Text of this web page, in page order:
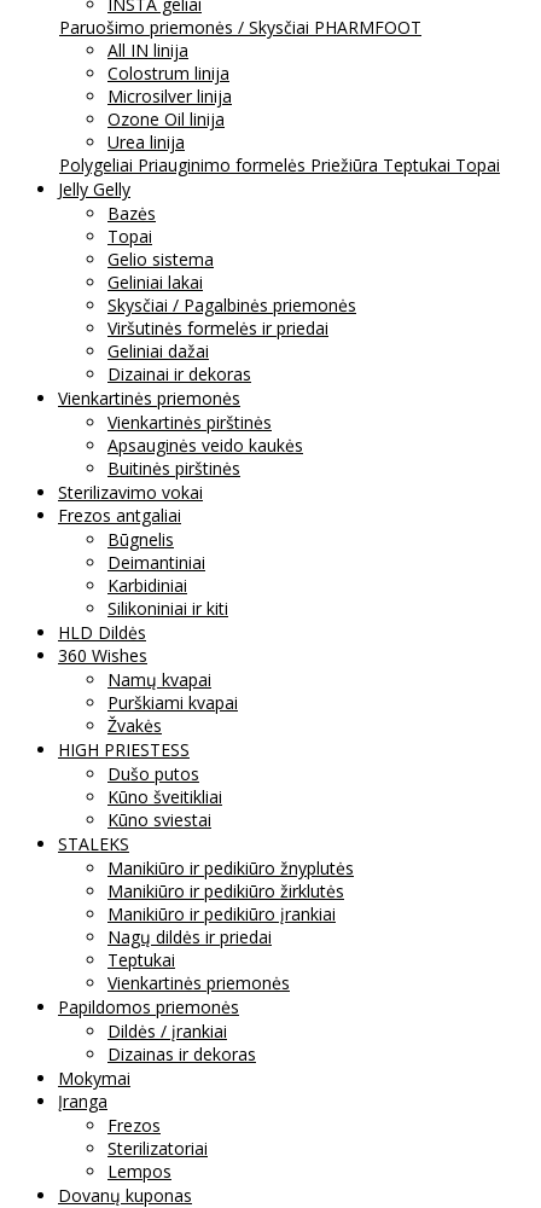
Paruošimo priemonės / Skysčiai PHARMFOOT
All IN linija
Colostrum linija
Microsilver linija
Ozone Oil linija
Urea linija
Polygeliai Priauginimo formelės Priežiūra Teptukai Topai
Jelly Gelly
Bazės
Topai
Gelio sistema
Geliniai lakai
Skysčiai / Pagalbinės priemonės
Viršutinės formelės ir priedai
Geliniai dažai
Dizainai ir dekoras
Vienkartinės priemonės
Vienkartinės pirštinės
Apsauginės veido kaukės
Buitinės pirštinės
Sterilizavimo vokai
Frezos antgaliai
Būgnelis
Deimantiniai
Karbidiniai
Silikoniniai ir kiti
HLD Dildės
360 Wishes
Namų kvapai
Purškiami kvapai
Žvakės
HIGH PRIESTESS
Dušo putos
Kūno šveitikliai
Kūno sviestai
STALEKS
Manikiūro ir pedikiūro žnyplutės
Manikiūro ir pedikiūro žirklutės
Manikiūro ir pedikiūro įrankiai
Nagų dildės ir priedai
Teptukai
Vienkartinės priemonės
Papildomos priemonės
Dildės / įrankiai
Dizainas ir dekoras
Mokymai
Įranga
Frezos
Sterilizatoriai
Lempos
Dovanų kuponas